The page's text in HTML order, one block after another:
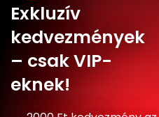
Exkluzív
kedvezmények
– csak VIP-
eknek!